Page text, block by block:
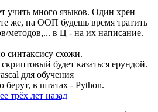
учить много языков. Один хрен
же, на ООП будешь время тратить
методов,... в Ц - на их написание.
синтаксису схожи.
будет казаться ерундой.
для обучения
в штатах - Python.
трёх лет назад